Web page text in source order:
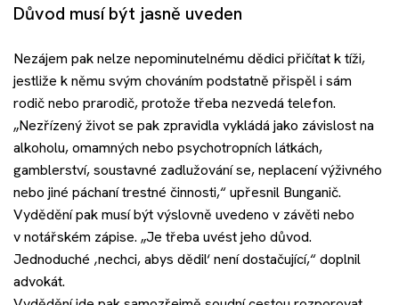
Důvod musí být jasně uveden
Nezájem pak nelze nepominutelnému dědici přičítat k tíži,
jestliže k němu svým chováním podstatně přispěl i sám
rodič nebo prarodič, protože třeba nezvedá telefon.
„Nezřízený život se pak zpravidla vykládá jako závislost na
alkoholu, omamných nebo psychotropních látkách,
gamblerství, soustavné zadlužování se, neplacení výživného
nebo jiné páchaní trestné činnosti,“ upřesnil Bunganič.
Vydědění pak musí být výslovně uvedeno v závěti nebo
v notářském zápise. „Je třeba uvést jeho důvod.
Jednoduché ‚nechci, abys dědil‘ není dostačující,“ doplnil
advokát.